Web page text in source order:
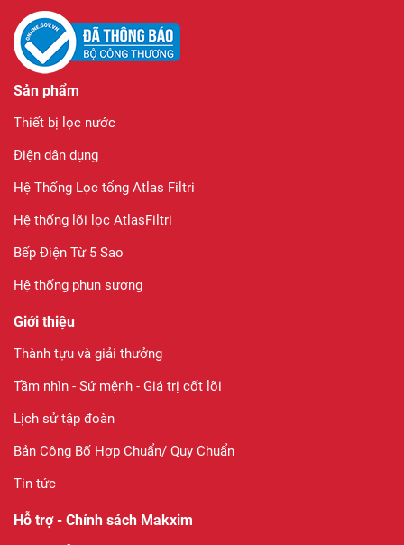
Sản phẩm
Thiết bị lọc nước
Điện dân dụng
Hệ Thống Lọc tổng Atlas Filtri
Hệ thống lõi lọc AtlasFiltri
Bếp Điện Từ 5 Sao
Hệ thống phun sương
Giới thiệu
Thành tựu và giải thưởng
Tầm nhìn - Sứ mệnh - Giá trị cốt lõi
Lịch sử tập đoàn
Bản Công Bố Hợp Chuẩn/ Quy Chuẩn
Tin tức
Hỗ trợ - Chính sách Makxim